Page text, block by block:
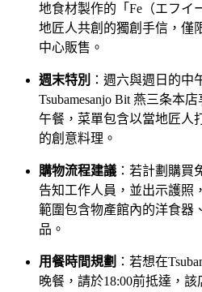
地食材製作的「Fe（エフイ
地匠人共創的獨創手信，僅
中心販售。
週末特別 ：週六與週日的中
Tsubamesanjo Bit 燕三条本
午餐，菜單包含以當地匠人
的創意料理。
購物流程建議 ：若計劃購買
告知工作人員，並出示護照
範圍包含物產館內的洋食器
品。
用餐時間規劃 ：若想在
晚餐，請於18:00前抵達，